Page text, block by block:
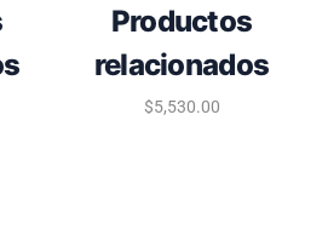
Productos
relacionados
$5,530.00